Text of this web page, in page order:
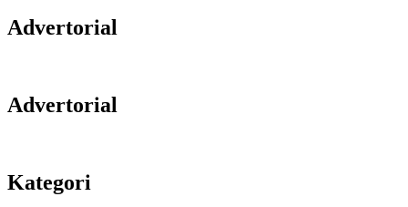
Advertorial
Advertorial
Kategori